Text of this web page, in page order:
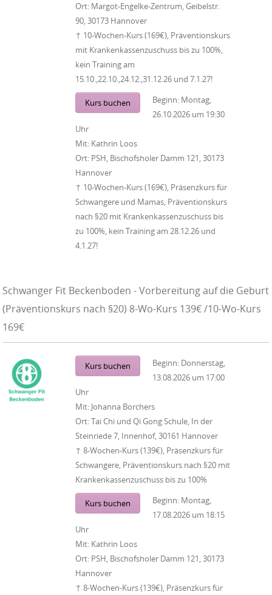
Ort: Margot-Engelke-Zentrum, Geibelstr.
90, 30173 Hannover
↑ 10-Wochen-Kurs (169€), Präventionskurs
mit Krankenkassenzuschuss bis zu 100%,
kein Training am
15.10.,22.10.,24.12.,31.12.26 und 7.1.27!
Kurs buchen Beginn: Montag,
26.10.2026 um 19:30
Uhr
Mit: Kathrin Loos
Ort: PSH, Bischofsholer Damm 121, 30173
Hannover
↑ 10-Wochen-Kurs (169€), Präsenzkurs für
Schwangere und Mamas, Präventionskurs
nach §20 mit Krankenkassenzuschuss bis
zu 100%, kein Training am 28.12.26 und
4.1.27!
Schwanger Fit Beckenboden - Vorbereitung auf die Geburt
(Präventionskurs nach §20) 8-Wo-Kurs 139€ /10-Wo-Kurs
169€
Kurs buchen Beginn: Donnerstag,
13.08.2026 um 17:00
Uhr
Mit: Johanna Borchers
Ort:Tai Chi und Qi Gong Schule, In der
Steinriede 7, Innenhof, 30161 Hannover
↑ 8-Wochen-Kurs (139€), Präsenzkurs für
Schwangere, Präventionskurs nach §20 mit
Krankenkassenzuschuss bis zu 100%
Kurs buchen Beginn: Montag,
17.08.2026 um 18:15
Uhr
Mit: Kathrin Loos
Ort: PSH, Bischofsholer Damm 121, 30173
Hannover
↑ 8-Wochen-Kurs (139€), Präsenzkurs für